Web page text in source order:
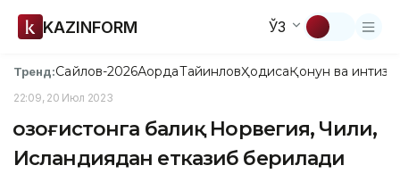
KAZINFORM ЎЗ
Тренд:Сайлов-2026АқордаТайинловҲодисаҚонун ва
22:09, 20 Июл 2023
Қозоғистонга балиқ Норвегия, Чили,
Исландиядан етказиб берилади